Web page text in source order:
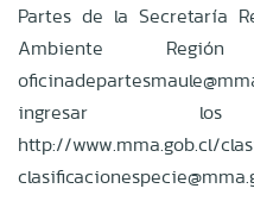
Partes de la Secretaría
Ambiente
ingresar
http://